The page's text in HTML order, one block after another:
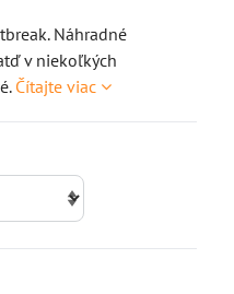
Náhradné
v niekoľkých
Čítajte viac